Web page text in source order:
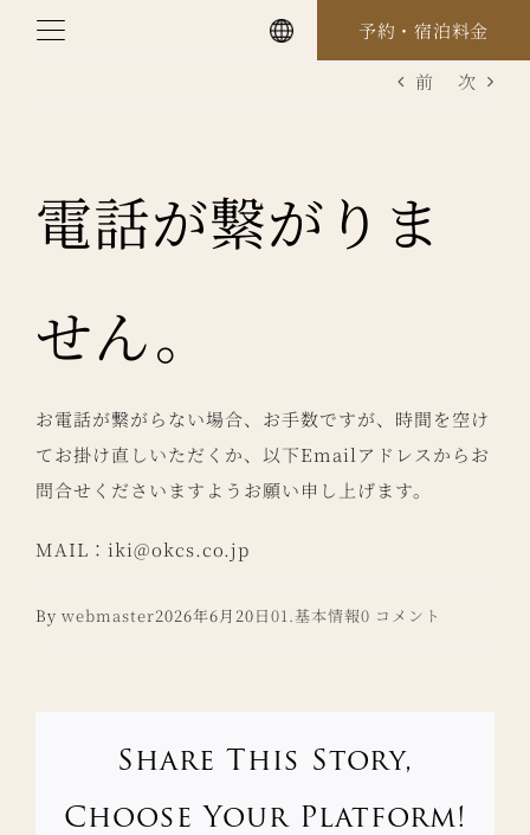
Skip
予約・宿泊料金
前 次
電話が繋がりま
せん。
お電話が繋がらない場合、お手数ですが、時間を空け
てお掛け直しいただくか、以下Emailアドレスからお
問合せくださいますようお願い申し上げます。
MAIL： iki@okcs.co.jp
By webmaster2026年6月20日01.基本情報0 コメント
Share This Story,
Choose Your Platform!